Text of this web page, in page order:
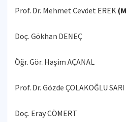
Prof. Dr. Mehmet Cevdet EREK
Doç. Gökhan DENEÇ
Öğr. Gör. Haşim AÇANAL
Prof. Dr. Gözde ÇOLAKOĞLU SARI
Doç. Eray CÖMERT